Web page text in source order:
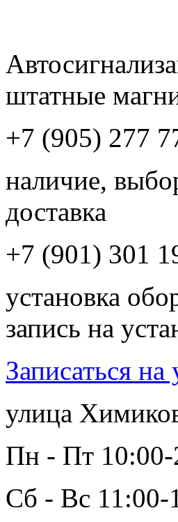
штатные
+7 (905) 277
наличие,
доставка
+7 (901) 301
установка
запись на
Записаться на
улица
Пн - Пт 10:00-
Сб - Вс 11:00-